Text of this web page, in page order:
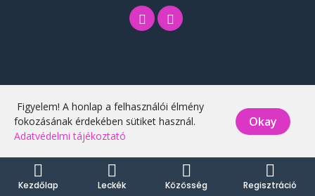
Figyelem! A honlap a felhasználói élmény
fokozásának érdekében sütiket használ.
Adatvédelmi tájékoztató
Okay
Kezdőlap Leckék Közösség Regisztráció